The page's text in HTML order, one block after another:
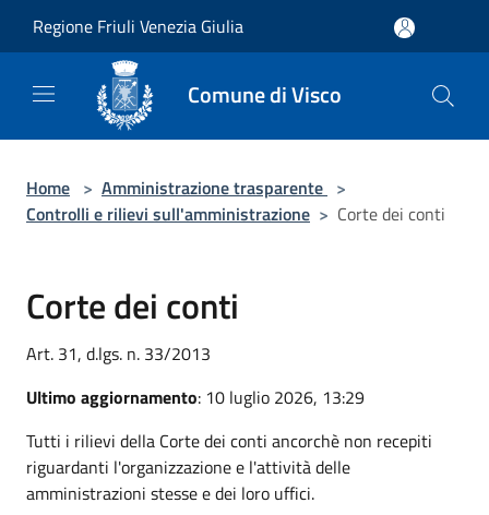
Regione Friuli Venezia Giulia
Comune di Visco
Home > Amministrazione trasparente >
Controlli e rilievi sull'amministrazione > Corte dei conti
Corte dei conti
Art. 31, d.lgs. n. 33/2013
Ultimo aggiornamento: 10 luglio 2026, 13:29
Tutti i rilievi della Corte dei conti ancorchè non recepiti
riguardanti l'organizzazione e l'attività delle
amministrazioni stesse e dei loro uffici.